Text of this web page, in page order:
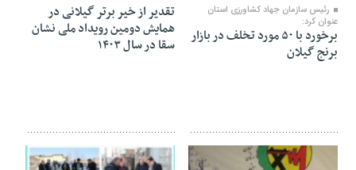
رئیس سازمان جهاد کشاورزی استان
عنوان کرد:
برخورد با ۵۰ مورد تخلف در بازار
برنج گیلان
تقدیر از خیر برتر گیلانی در
همایش دومین رویداد ملی نشان
سقا در سال ۱۴۰۳